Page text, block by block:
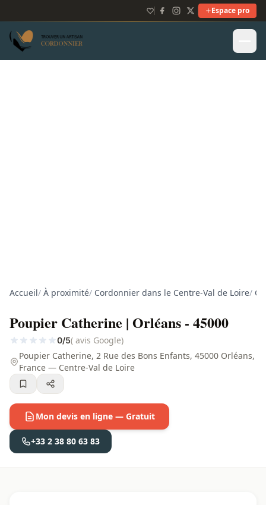
Espace pro
Accueil/ À proximité/ Cordonnier dans le Centre-Val de Loire/
Poupier Catherine | Orléans - 45000
0/5( avis Google)
Poupier Catherine, 2 Rue des Bons Enfants, 45000 Orléans,
France — Centre-Val de Loire
Mon devis en ligne — Gratuit
+33 2 38 80 63 83